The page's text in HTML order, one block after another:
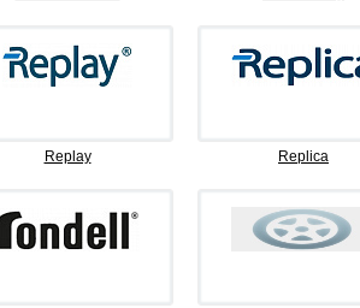
Replay Replica